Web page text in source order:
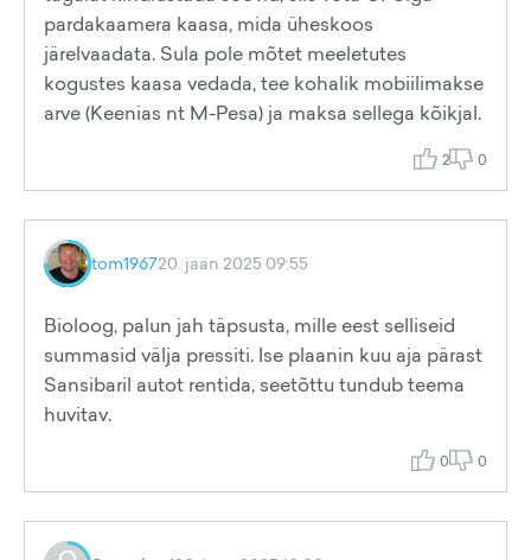
pardakaamera kaasa, mida üheskoos
järelvaadata. Sula pole mõtet meeletutes
kogustes kaasa vedada, tee kohalik mobiilimakse
arve (Keenias nt M-Pesa) ja maksa sellega kõikjal.
2 0
tom196720. jaan 2025 09:55
Bioloog, palun jah täpsusta, mille eest selliseid
summasid välja pressiti. Ise plaanin kuu aja pärast
Sansibaril autot rentida, seetõttu tundub teema
huvitav.
0 0